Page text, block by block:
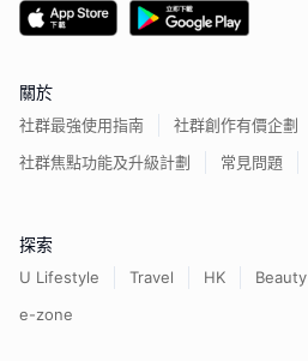
關於
社群最強使用指南
社群創作有價企劃
社群焦點功能及升級計劃
常見問題
探索
U Lifestyle Travel HK Beauty
e-zone